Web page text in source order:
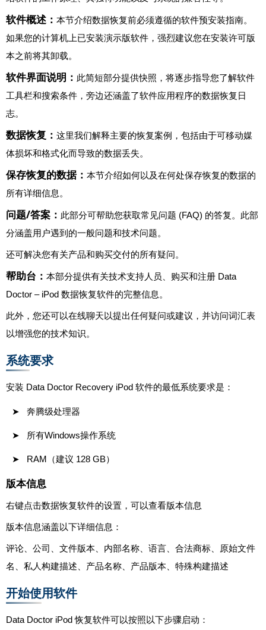
软件概述： 本节介绍数据恢复前必须遵循的软件预安装指南。
如果您的计算机上已安装演示版软件，强烈建议您在安装许可版
本之前将其卸载。
软件界面说明： 此简短部分提供快照，将逐步指导您了解软件
工具栏和搜索条件，旁边还涵盖了软件应用程序的数据恢复日
志。
数据恢复： 这里我们解释主要的恢复案例，包括由于可移动媒
体损坏和格式化而导致的数据丢失。
保存恢复的数据： 本节介绍如何以及在何处保存恢复的数据的
所有详细信息。
问题/答案： 此部分可帮助您获取常见问题 (FAQ) 的答复。此部
分涵盖用户遇到的一般问题和技术问题。
还可解决您有关产品和购买交付的所有疑问。
帮助台： 本部分提供有关技术支持人员、购买和注册 Data
Doctor – iPod 数据恢复软件的完整信息。
此外，您还可以在线聊天以提出任何疑问或建议，并访问词汇表
以增强您的技术知识。
系统要求
安装 Data Doctor Recovery iPod 软件的最低系统要求是：
奔腾级处理器
所有Windows操作系统
RAM（建议 128 GB）
版本信息
右键点击数据恢复软件的设置，可以查看版本信息
版本信息涵盖以下详细信息：
评论、公司、文件版本、内部名称、语言、合法商标、原始文件
名、私人构建描述、产品名称、产品版本、特殊构建描述
开始使用软件
Data Doctor iPod 恢复软件可以按照以下步骤启动：